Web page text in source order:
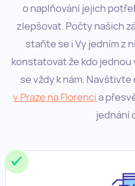
o naplňování jejich
zlepšovat. Počty našich
staňte se i Vy jedním z
konstatovat že kdo
se vždy k nám. Navštivte
v Praze na Florencia
jednání